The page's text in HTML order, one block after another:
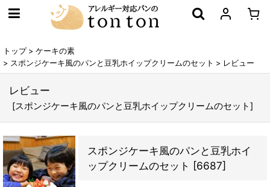
トップ > ケーキの素
> スポンジケーキ風のパンと豆乳ホイップクリームのセット > レビュー
レビュー
[スポンジケーキ風のパンと豆乳ホイップクリームのセット]
スポンジケーキ風のパンと豆乳ホイ
ップクリームのセット [6687]